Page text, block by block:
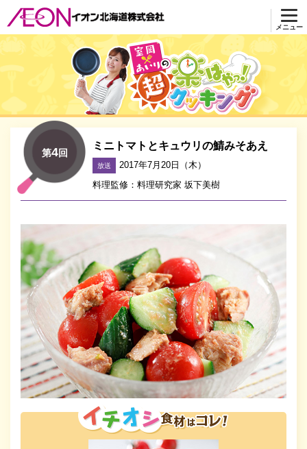
メニュー
第4回
ミニトマトとキュウリの鯖みそあえ
放送
2017年7月20日（木）
料理監修：料理研究家 坂下美樹